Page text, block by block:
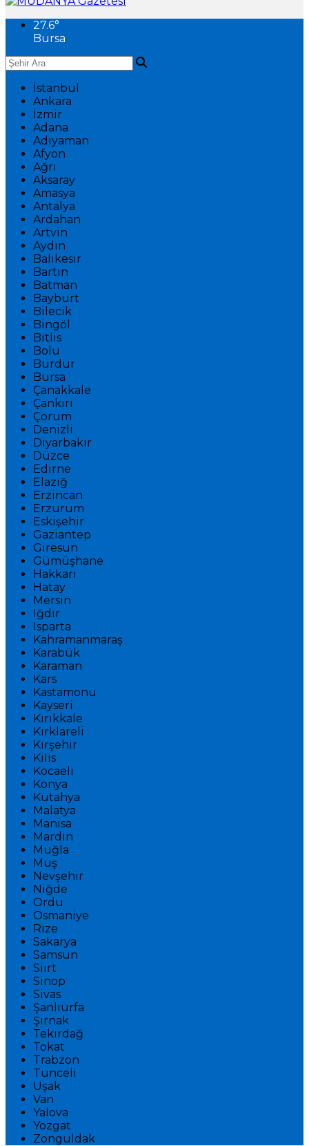
27.6°
Bursa
İstanbul
Ankara
İzmir
Adana
Adıyaman
Afyon
Ağrı
Aksaray
Amasya
Antalya
Ardahan
Artvin
Aydın
Balıkesir
Bartın
Batman
Bayburt
Bilecik
Bingöl
Bitlis
Bolu
Burdur
Bursa
Çanakkale
Çankırı
Çorum
Denizli
Diyarbakır
Düzce
Edirne
Elazığ
Erzincan
Erzurum
Eskişehir
Gaziantep
Giresun
Gümüşhane
Hakkari
Hatay
Mersin
Iğdır
Isparta
Kahramanmaraş
Karabük
Karaman
Kars
Kastamonu
Kayseri
Kırıkkale
Kırklareli
Kırşehir
Kilis
Kocaeli
Konya
Kütahya
Malatya
Manisa
Mardin
Muğla
Muş
Nevşehir
Niğde
Ordu
Osmaniye
Rize
Sakarya
Samsun
Siirt
Sinop
Sivas
Şanlıurfa
Şırnak
Tekirdağ
Tokat
Trabzon
Tunceli
Uşak
Van
Yalova
Yozgat
Zonguldak